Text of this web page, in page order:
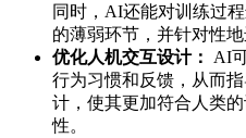
同时，AI还能对训练过
的薄弱环节，并针对性地
优化人机交互设计：
AI
行为习惯和反馈，从而
计，使其更加符合人类
性。